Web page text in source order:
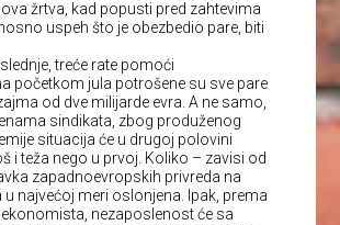
žrtva, kad popusti pred zahtevima
uspeh što je obezbedio pare, biti
treće rate pomoći
početkom jula potrošene su sve pare
od dve milijarde evra. A ne samo,
sindikata, zbog produženog
situacija će u drugoj polovini
i teža nego u prvoj. Koliko – zavisi od
zapadnoevropskih privreda na
u najvećoj meri oslonjena. Ipak, prema
nezaposlenost će sa